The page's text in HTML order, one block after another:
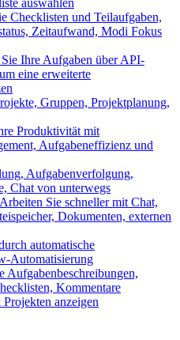
auswählen
Checklisten und Teilaufgaben,
Zeitaufwand, Modi Fokus
Ihre Aufgaben über API-
eine erweiterte
Gruppen, Projektplanung,
Produktivität mit
Aufgabeneffizienz und
Aufgabenverfolgung,
Chat von unterwegs
Arbeiten Sie schneller mit Chat,
Dokumenten, externen
automatische
Automatisierung
Aufgabenbeschreibungen,
Kommentare
anzeigen